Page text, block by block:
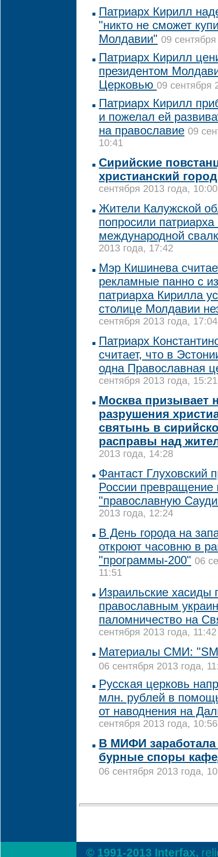
Патриарх Кирилл
"никто не сможет
Молдавии" 09
Патриарх Кирилл
президентом
Церковью 09 сентября
Патриарх Кирилл
и пожелал ей
на православие 09
10:41
Сирийские
христианский
сентября 2013 года, 10:00
Жители Калужской
попросили патриарха
международной
2013 года, 17:42
Мэр Кишинева
рекламные панно с
патриарха Кирилла
столице Молдавии
сентября 2013 года, 17:04
Патриарх
считает, что в
одна Православная
сентября 2013 года, 15:21
Москва призывает
разрушения
святынь в
расправы над
2013 года, 14:28
Фантаст Глуховский
России превращение
"православную
2013 года, 12:24
В День города на
откроют часовню в
"программы-200" 06
11:51
Израильские хасиды
православным
паломничество на
сентября 2013 года, 11:42
Материалы СМИ:
06 сентября 2013 года,
Русская церковь
млн. рублей в
от наводнения на
сентября 2013 года, 10:56
В МИФИ
бурные споры
06 сентября 2013 года,
© 1991-2013 Interfax,